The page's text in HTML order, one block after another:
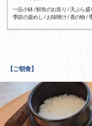
一品小鉢 / 鮮魚のお造り / 天ぷら
季節の釜めし / お味噌汁 / 香の物 /
【ご朝食】